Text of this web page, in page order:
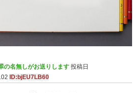
の名無しがお送りします 投稿日
ID:bjEU7LB60